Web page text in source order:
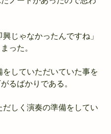
った。
るばかりである。